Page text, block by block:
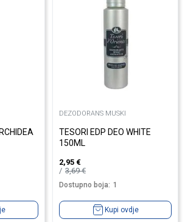
DEZODORANS MUSKI
TESORI EDP DEO WHITE
150ML
2,95 €
3,69€
Dostupno boja: 1
Kupi ovdje